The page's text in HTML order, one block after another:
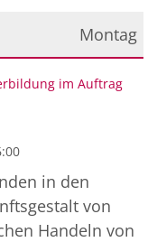
Montag
im Auftrag
in den
von
Handeln von